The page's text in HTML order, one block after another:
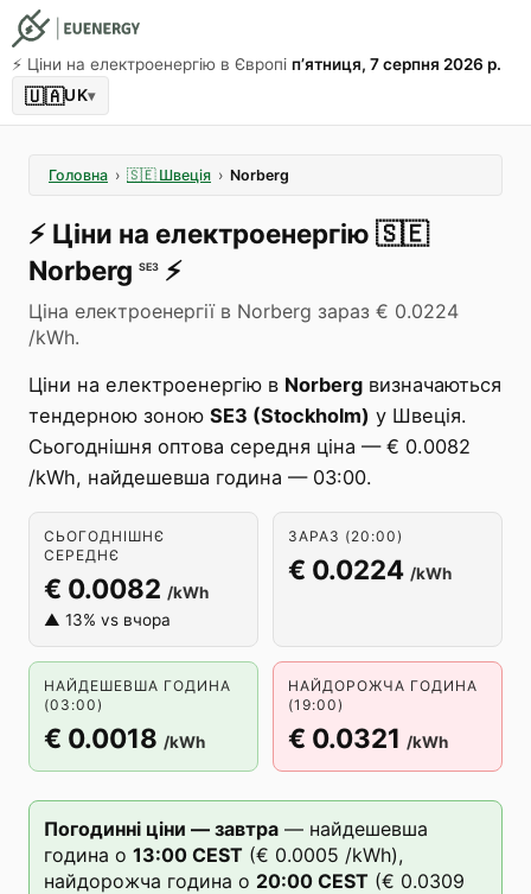
⚡️ Ціни на електроенергію в Європі пʼятниця, 7 серпня 2026 р.
🇺🇦UK▾
Головна › 🇸🇪 Швеція › Norberg
⚡️ Ціни на електроенергію 🇸🇪
Norberg SE3 ⚡️
Ціна електроенергії в Norberg зараз € 0.0224
/kWh.
Ціни на електроенергію в Norberg визначаються
тендерною зоною SE3 (Stockholm) у Швеція.
Сьогоднішня оптова середня ціна — € 0.0082
/kWh, найдешевша година — 03:00.
СЬОГОДНІШНЄ
СЕРЕДНЄ
€ 0.0082 /kWh
▲ 13% vs вчора
ЗАРАЗ (20:00)
€ 0.0224 /kWh
НАЙДЕШЕВША ГОДИНА
(03:00)
€ 0.0018 /kWh
НАЙДОРОЖЧА ГОДИНА
(19:00)
€ 0.0321 /kWh
Погодинні ціни — завтра — найдешевша
година о 13:00 CEST (€ 0.0005 /kWh),
найдорожча година о 20:00 CEST (€ 0.0309